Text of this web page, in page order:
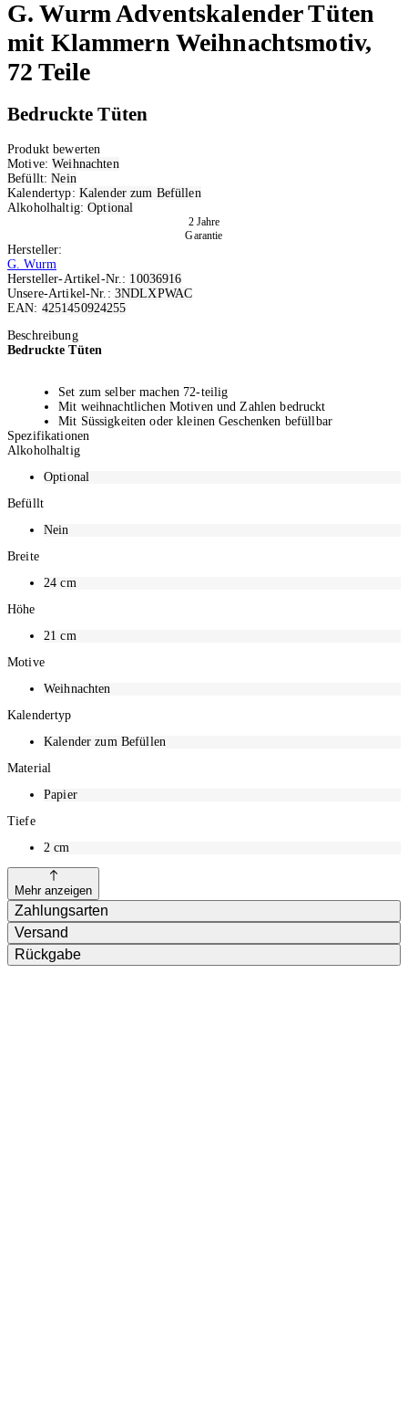
G. Wurm Adventskalender Tüten
mit Klammern Weihnachtsmotiv,
72 Teile
Bedruckte Tüten
Produkt bewerten
Motive:Weihnachten
Befüllt:Nein
Kalendertyp: Kalender zum Befüllen
Alkoholhaltig:Optional
2 Jahre
Garantie
Hersteller:
G. Wurm
Hersteller-Artikel-Nr.: 10036916
Unsere-Artikel-Nr.: 3NDLXPWAC
EAN: 4251450924255
Beschreibung
Bedruckte Tüten
Set zum selber machen 72-teilig
Mit weihnachtlichen Motiven und Zahlen bedruckt
Mit Süssigkeiten oder kleinen Geschenken befüllbar
Aus Papier gefertigt
Farbe: Braun, Schwarz
Spezifikationen
Alkoholhaltig
Optional
Befüllt
Nein
Breite
24cm
Höhe
21cm
Motive
Weihnachten
Kalendertyp
Kalender zum Befüllen
Material
Papier
Tiefe
2cm
Mehr anzeigen
Zahlungsarten
Versand
Rückgabe